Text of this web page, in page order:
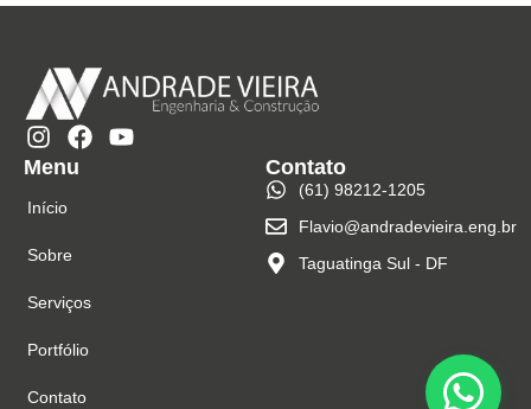
Menu
Início
Sobre
Serviços
Portfólio
Contato
Contato
(61) 98212-1205
Flavio@andradevieira.eng.br
Taguatinga Sul - DF